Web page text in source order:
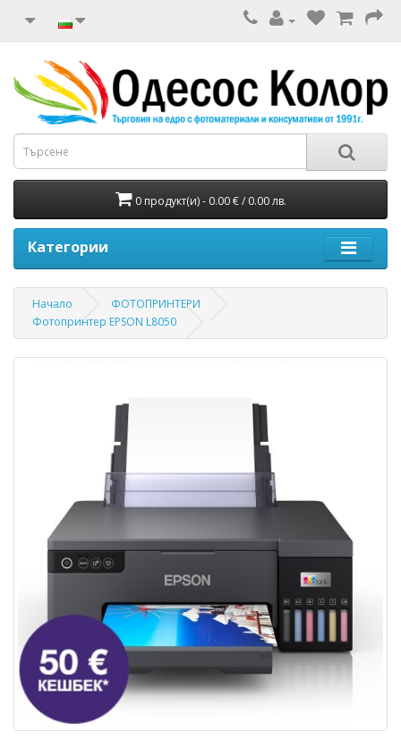
0 продукт(и) - 0.00 € / 0.00 лв.
Категории
Начало
ФОТОПРИНТЕРИ
Фотопринтер EPSON L8050